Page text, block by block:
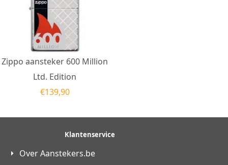
Zippo aansteker 600 Million
Ltd. Edition
€139,90
Klantenservice
Over Aanstekers.be